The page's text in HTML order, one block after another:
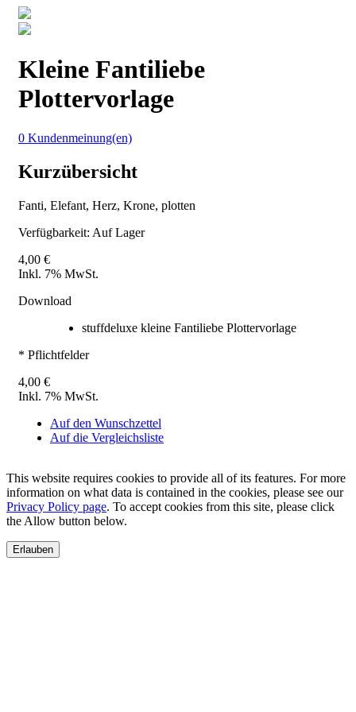
Kleine Fantiliebe
Plottervorlage
0 Kundenmeinung(en)
Kurzübersicht
Fanti, Elefant, Herz, Krone, plotten
Verfügbarkeit: Auf Lager
4,00 €
Inkl. 7% MwSt.
Download
stuffdeluxe kleine Fantiliebe Plottervorlage
* Pflichtfelder
4,00 €
Inkl. 7% MwSt.
Auf den Wunschzettel
Auf die Vergleichsliste
This website requires cookies to provide all of its features. For more
information on what data is contained in the cookies, please see our
Privacy Policy page. To accept cookies from this site, please click
the Allow button below.
Erlauben